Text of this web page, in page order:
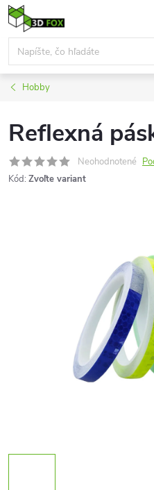
Prejsť
na
obsah
Hobby
Reflexná
Neohodnotené
Kód: Zvoľte variant